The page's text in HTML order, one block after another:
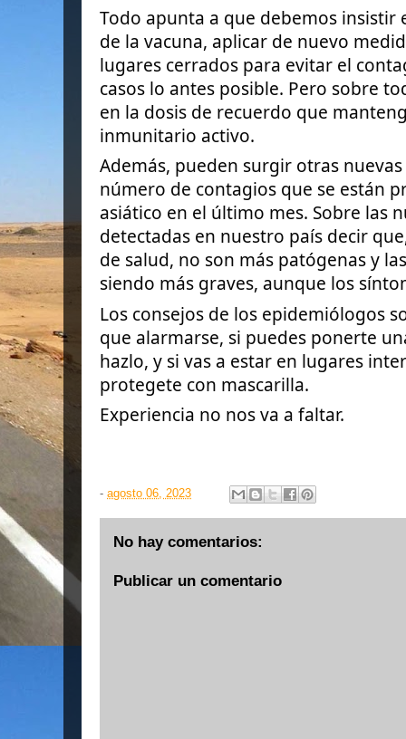
Todo apunta a que debemos insistir
de la vacuna, aplicar de nuevo
lugares cerrados para evitar el
casos lo antes posible. Pero sobre
en la dosis de recuerdo que
inmunitario activo.
Además, pueden surgir otras
número de contagios que se están
asiático en el último mes. Sobre las
detectadas en nuestro país decir
de salud, no son más patógenas y
siendo más graves, aunque los
Los consejos de los epidemiólogos
que alarmarse, si puedes ponerte
hazlo, y si vas a estar en lugares
protegete con mascarilla.
Experiencia no nos va a faltar.
- agosto 06, 2023
No hay comentarios:
Publicar un comentario